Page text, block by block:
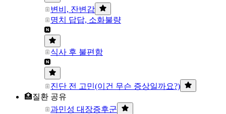
변비, 잔변감
명치 답답, 소화불량
식사 후 불편함
진단 전 고민(이건 무슨 증상일까요?)
🏥질환 공유
과민성 대장증후군